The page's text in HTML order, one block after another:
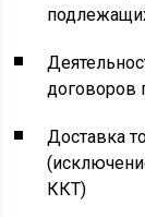
договоров
Доставка
ККТ)